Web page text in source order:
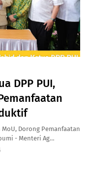
DPP PUI,
Dorong Pemanfaatan
- Menteri Ag…